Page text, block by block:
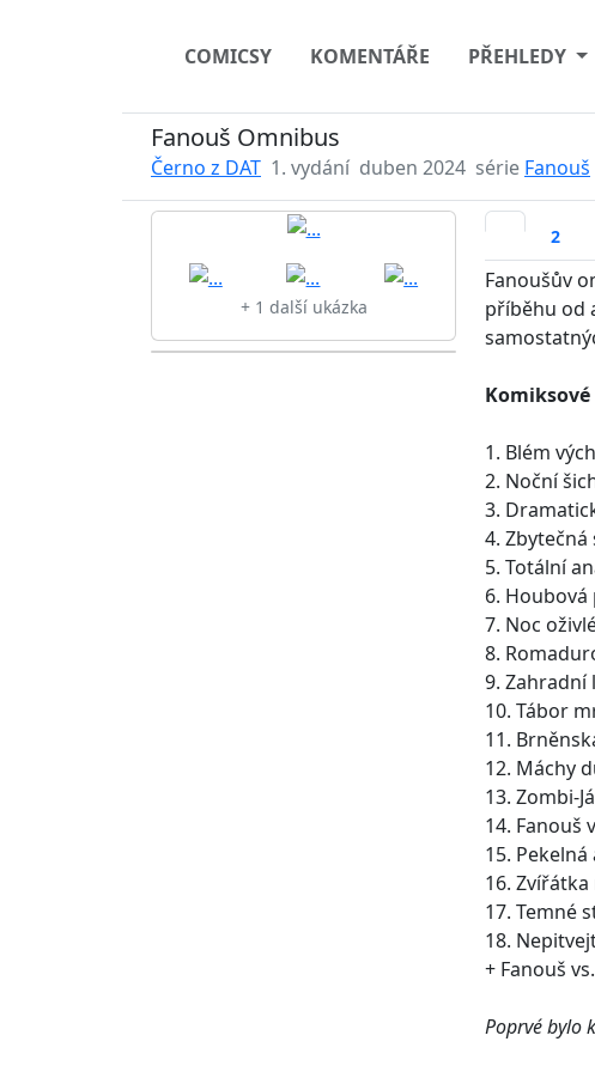
COMICSY KOMENTÁŘE PŘEHLEDY
Fanouš Omnibus
Černo z DAT 1. vydání duben 2024 série Fanouš
+ 1 další ukázka
2
Fanoušův
příběhu od
1. Blém
2. Noční
3.
4.
5. Totální
6. Houbová
7. Noc
8.
9. Zahradní
10. Tábor
11.
12. Máchy
13. Zombi-
14. Fanouš
15.
16.
17. Temné
18.
+ Fanouš
Poprvé bylo